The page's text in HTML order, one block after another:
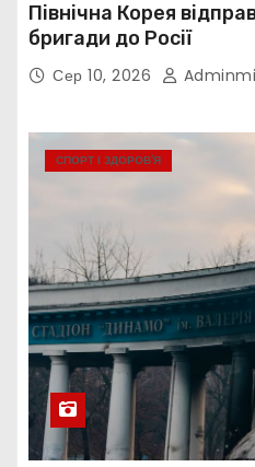
Північна Корея
бригади до Росії
Сер 10, 2026
СПОРТ І ЗДОРОВ’Я